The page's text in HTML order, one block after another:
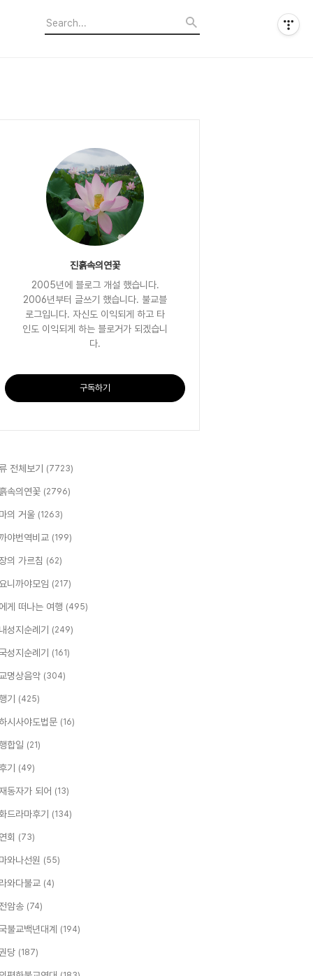
진흙속의연꽃
2005년에 블로그 개설 했습니다.
2006년부터 글쓰기 했습니다. 불교블
로그입니다. 자신도 이익되게 하고 타
인도 이익되게 하는 블로거가 되겠습니
다.
구독하기
전체보기 (7723)
속의연꽃 (2796)
의 거울 (1263)
야번역비교 (199)
의 가르침 (62)
니까야모임 (217)
게 떠나는 여행 (495)
성지순례기 (249)
성지순례기 (161)
명상음악 (304)
기 (425)
시사야도법문 (16)
합일 (21)
기 (49)
동자가 되어 (13)
드라마후기 (134)
회 (73)
와나선원 (55)
와다불교 (4)
암송 (74)
불교백년대계 (194)
당 (187)